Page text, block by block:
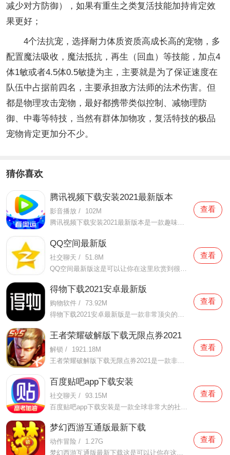
减少对方防御），如果有重生之类复活技能加持肯定效
果更好；
4个法抗宠，选择耐力体质资质高成长高的宠物，多
配置魔法吸收，魔法抵抗，再生（回血）等技能，加点4
体1敏或者4.5体0.5敏捷为主，主要就是为了保证速度在
队伍中占据前四名，主要承担敌方法师的法术伤害。但
都是物理攻击宠物，最好都携带类似控制、减物理防
御、中毒等特技，当然有群体加物攻，复活特技的极品
宠物肯定更加分不少。
猜你喜欢
腾讯视频下载安装2021最新版本
影音播放 /
102M
腾讯视频下载安装2021最新版本是一款趣味性非常强的手机视频播放软件。在这款腾讯视频下载安装2021最新版本有很多当下热播的影片资源，在这里面可以看到有很多的精彩的影片，你想要观看的电视剧、电影、综艺、动漫等等统统都汇聚在这里面，影片的内容也都是非常丰富的，用户们
查看
QQ空间最新版
社交聊天 / 51.8M
查看
得物下载2021安卓最新版
购物软件 / 73.92M
得物下载2021安卓最新版是一款非常顶尖的潮流购物软件。在这款得物下载2021安卓最新版中拥有非常多当下潮流的时尚单品以及各种各样的球鞋，在这里为了让用户们在购买的时候可以放心，你所购买的每一件商品都会经过专业的鉴定，这里面汇聚了数百位专业的鉴定师会对你所购买的商
查看
王者荣耀破解版下载无限点券2021
解锁 /
1921.18M
王者荣耀破解版下载无限点券2021是一款非常火热的手机游戏。在这款王者荣耀破解版下载无限点券2021中有着非常好用的辅助工具，在这里面你可以轻轻松松就获得点券的使用，而且还是可以无限使用的哦，完全没有受限制，只要你下载了这款王者荣耀破解版下载无限点券2021之后就可以
查看
百度贴吧app下载安装
社交聊天 / 93.15M
查看
梦幻西游互通版最新下载
动作冒险 /
1.27G
梦幻西游互通版最新下载这是可以让你在这里得到很多不一样的快乐互动内容的手机软件，不只是可以自由的去欣赏到很多不一样的欢乐内容，还有各种精彩的战斗模式可以给你全新的体验，大家在这里还可以自由的和很多的小伙伴们一起开心的进行各种战斗，进行有趣的开黑，感受到
查看